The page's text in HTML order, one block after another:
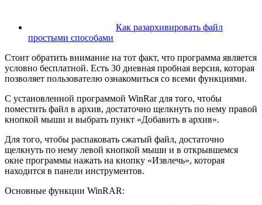
Как разархивировать файл
простыми способами
Стоит обратить внимание на тот факт, что программа является
условно бесплатной. Есть 30 дневная пробная версия, которая
позволяет пользователю ознакомиться со всеми функциями.
С установленной программой WinRar для того, чтобы
поместить файл в архив, достаточно щелкнуть по нему правой
кнопкой мыши и выбрать пункт «Добавить в архив».
Для того, чтобы распаковать сжатый файл, достаточно
щелкнуть по нему левой кнопкой мыши и в открывшемся
окне программы нажать на кнопку «Извлечь», которая
находится в панели инструментов.
Основные функции WinRAR: